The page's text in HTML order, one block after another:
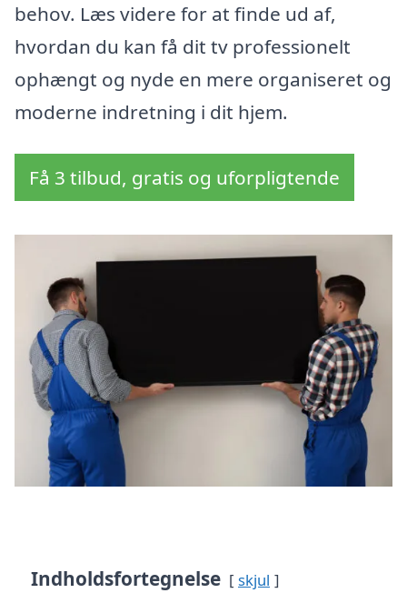
behov. Læs videre for at finde ud af,
hvordan du kan få dit tv professionelt
ophængt og nyde en mere organiseret og
moderne indretning i dit hjem.
Få 3 tilbud, gratis og uforpligtende
Indholdsfortegnelse skjul